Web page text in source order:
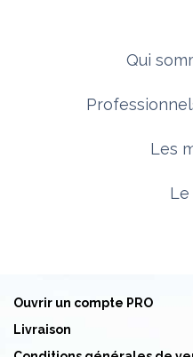
Qui
Les
Ouvrir un compte PRO
Livraison